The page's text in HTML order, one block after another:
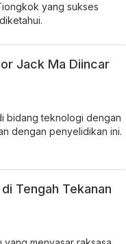
yang sukses
Jack Ma Diincar
bidang teknologi dengan
dengan penyelidikan ini.
Tengah Tekanan